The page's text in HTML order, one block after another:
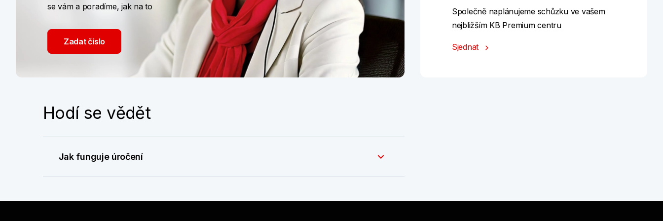
se vám a poradíme, jak na to
Zadat číslo
Společně naplánujeme schůzku ve vašem
nejbližším KB Premium centru
Sjednat
Hodí se vědět
Jak funguje úročení